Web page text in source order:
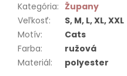
Kategória: Župany
Veľkosť:
S, M, L, XL, XXL
Motív:
Cats
Farba:
ružová
Materiál: polyester